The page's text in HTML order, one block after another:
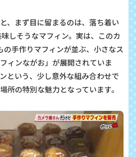
、まず目に留まるのは、落ち着い
しそうなマフィン。実は、このカ
の手作りマフィンが並ぶ、小さなス
ィンながお」が展開されていま
という、少し意外な組み合わせで
所の特別な魅力となっています。